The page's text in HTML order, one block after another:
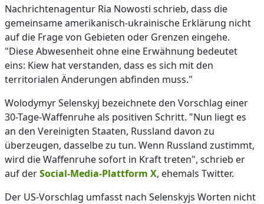
Nachrichtenagentur Ria Nowosti schrieb, dass die
gemeinsame amerikanisch-ukrainische Erklärung nicht
auf die Frage von Gebieten oder Grenzen eingehe.
"Diese Abwesenheit ohne eine Erwähnung bedeutet
eins: Kiew hat verstanden, dass es sich mit den
territorialen Änderungen abfinden muss."
Wolodymyr Selenskyj bezeichnete den Vorschlag einer
30-Tage-Waffenruhe als positiven Schritt. "Nun liegt es
an den Vereinigten Staaten, Russland davon zu
überzeugen, dasselbe zu tun. Wenn Russland zustimmt,
wird die Waffenruhe sofort in Kraft treten", schrieb er
auf derSocial-Media-Plattform X, ehemals Twitter.
Der US-Vorschlag umfasst nach Selenskyjs Worten nicht